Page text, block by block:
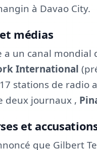
à Davao City.
médias
a un canal mondial
International
stations de radio
deux journaux ,
et
que Gilbert